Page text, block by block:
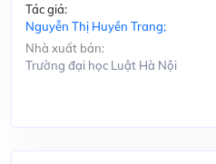
Tác giả:
Nguyễn Thị Huyền Trang;
Nhà xuất bản:
Trường đại học Luật Hà Nội